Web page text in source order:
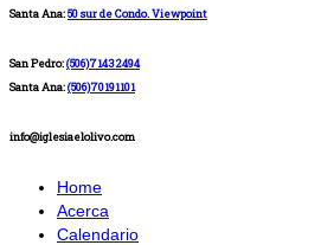
Santa Ana:50 sur de Condo. Viewpoint
San Pedro:(506)71432494
Santa Ana:(506)70191101
info@iglesiaelolivo.com
Home
Acerca
Calendario